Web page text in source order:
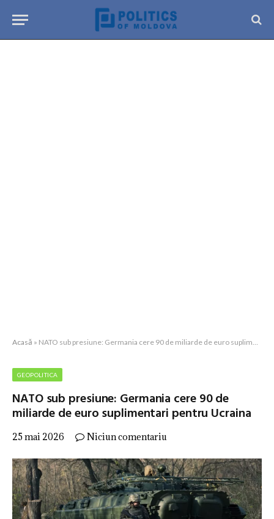
Acasă » NATO sub presiune: Germania cere 90 de miliarde de euro suplimentari pentru Ucraina
GEOPOLITICA
NATO sub presiune: Germania cere 90 de
miliarde de euro suplimentari pentru Ucraina
25 mai 2026 Niciun comentariu